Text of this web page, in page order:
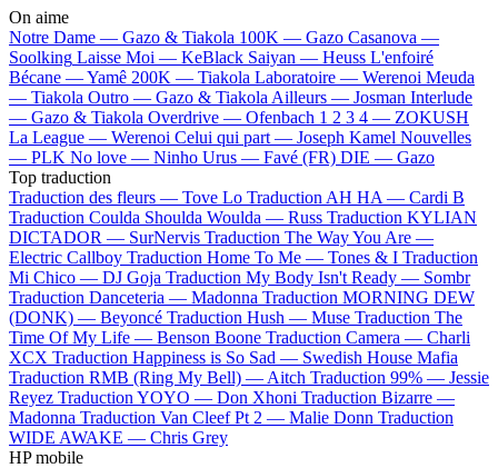
On aime
Notre Dame — Gazo & Tiakola 100K — Gazo Casanova —
Soolking Laisse Moi — KeBlack Saiyan — Heuss L'enfoiré
Bécane —Yamê 200K — Tiakola Laboratoire — Werenoi Meuda
— Tiakola Outro — Gazo & Tiakola Ailleurs — Josman Interlude
— Gazo & Tiakola Overdrive — Ofenbach 1 2 3 4 — ZOKUSH
La League — Werenoi Celui qui part — Joseph Kamel Nouvelles
— PLK No love — Ninho Urus — Favé (FR) DIE — Gazo
Top traduction
Traduction des fleurs — Tove Lo Traduction AH HA — Cardi B
Traduction Coulda Shoulda Woulda — Russ Traduction KYLIAN
DICTADOR — SurNervis Traduction The Way You Are —
Electric Callboy Traduction Home To Me — Tones & I Traduction
Mi Chico — DJ Goja Traduction My Body Isn't Ready — Sombr
Traduction Danceteria — Madonna Traduction MORNING DEW
(DONK) — Beyoncé Traduction Hush — Muse Traduction The
Time Of My Life — Benson Boone Traduction Camera — Charli
XCX Traduction Happiness is So Sad — Swedish House Mafia
Traduction RMB (Ring My Bell) — Aitch Traduction 99% — Jessie
Reyez Traduction YOYO — Don Xhoni Traduction Bizarre —
Madonna Traduction Van Cleef Pt 2 — Malie Donn Traduction
WIDE AWAKE — Chris Grey
HP mobile